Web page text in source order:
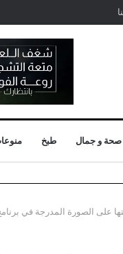
صحة و جمال طبخ
على الصورة المدرجة في